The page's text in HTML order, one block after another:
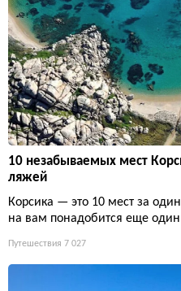
10 незабываемых мест
ляжей
Корсика — это 10 мест за
на вам понадобится еще один
Путешествия 7 027